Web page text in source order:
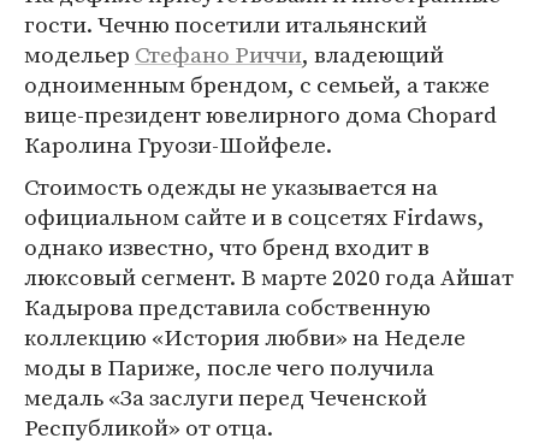
гости. Чечню посетили итальянский
модельер Стефано Риччи, владеющий
одноименным брендом, с семьей, а также
вице-президент ювелирного дома Chopard
Каролина Груози-Шойфеле.
Стоимость одежды не указывается на
официальном сайте и в соцсетях Firdaws,
однако известно, что бренд входит в
люксовый сегмент. В марте 2020 года Айшат
Кадырова представила собственную
коллекцию «История любви» на Неделе
моды в Париже, после чего получила
медаль «За заслуги перед Чеченской
Республикой» от отца.